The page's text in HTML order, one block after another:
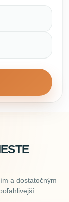
a dostatočným